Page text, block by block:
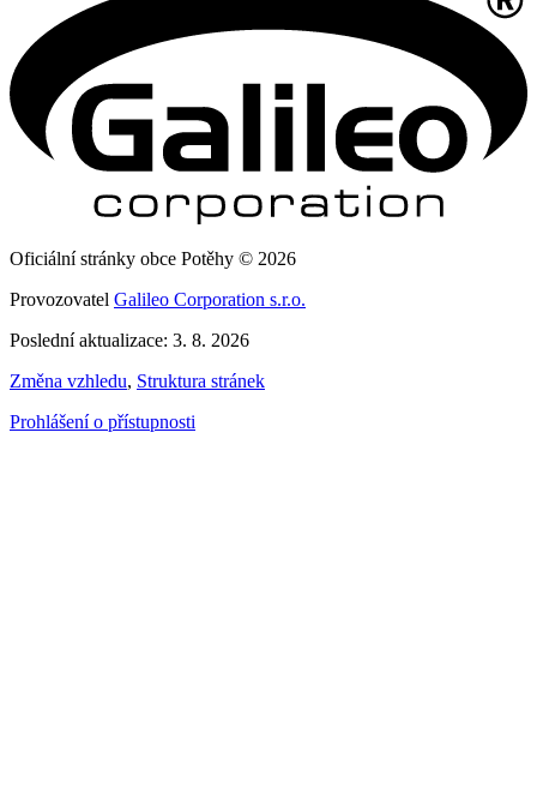
Oficiální stránky obce Potěhy © 2026
Provozovatel Galileo Corporation s.r.o.
Poslední aktualizace: 3. 8. 2026
Změna vzhledu, Struktura stránek
Prohlášení o přístupnosti